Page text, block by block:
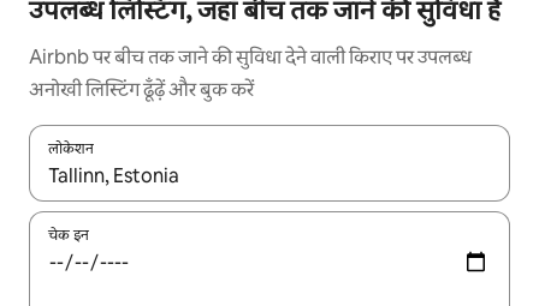
उपलब्ध लिस्टिंग, जहाँ बीच तक जाने की सुविधा है
Airbnb पर बीच तक जाने की सुविधा देने वाली किराए पर उपलब्ध
अनोखी लिस्टिंग ढूँढ़ें और बुक करें
लोकेशन
नतीजों के उपलब्ध होने पर, अप और डाउन 'ऐरो की' का इस्तेमाल करके नेविगेट
चेक इन